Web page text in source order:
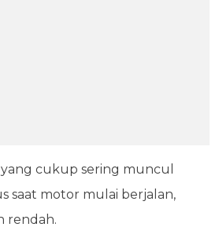
cukup sering muncul
saat motor mulai berjalan,
rendah.